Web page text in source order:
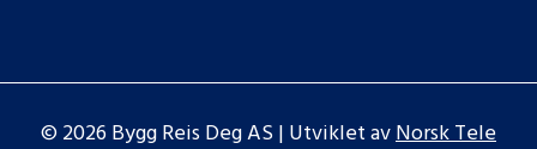
© 2026 Bygg Reis Deg AS | Utviklet avNorsk Tele